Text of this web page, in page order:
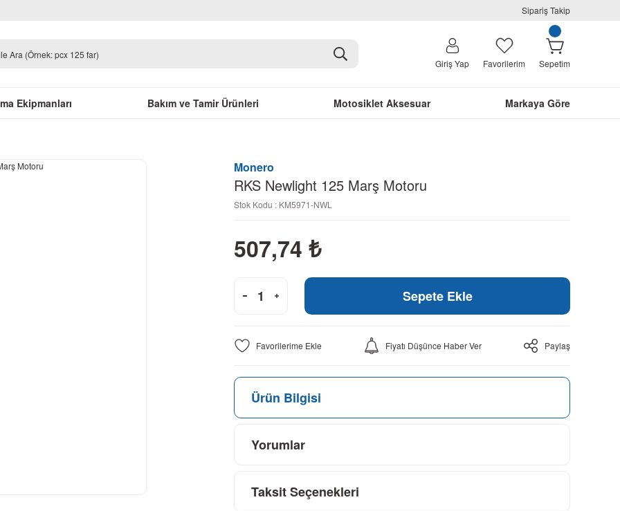
Sipariş Takip
Giriş Yap Favorilerim Sepetim
Ekipmanları Bakım ve Tamir Ürünleri Motosiklet Aksesuar Markaya Göre
Monero
RKS Newlight 125 Marş Motoru
Stok Kodu : KM5971-NWL
507,74 ₺
Sepete Ekle
Fiyatı Düşünce Haber Ver Paylaş
Ürün Bilgisi
Yorumlar
Taksit Seçenekleri